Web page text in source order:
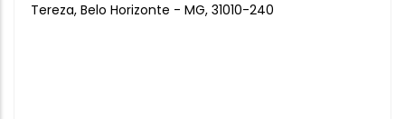
Tereza, Belo Horizonte - MG, 31010-240